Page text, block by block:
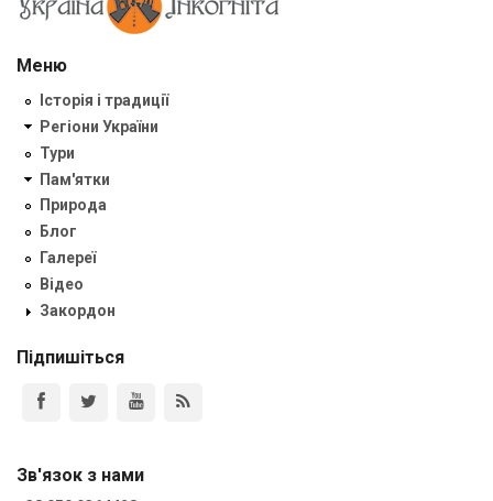
Меню
Історія і традиції
Регіони України
Тури
Пам'ятки
Природа
Блог
Галереї
Відео
Закордон
Підпишіться
Зв'язок з нами